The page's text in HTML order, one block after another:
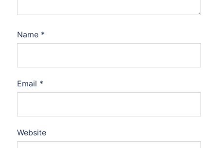
Name *
Email *
Website